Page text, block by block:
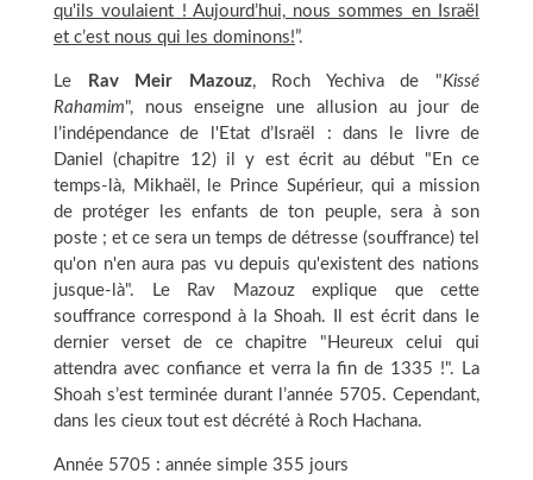
qu'ils voulaient ! Aujourd’hui, nous sommes en Israël
et c’est nous qui les dominons!”.
Le Rav Meir Mazouz, Roch Yechiva de "Kissé
Rahamim", nous enseigne une allusion au jour de
l’indépendance de l'Etat d’Israël : dans le livre de
Daniel (chapitre 12) il y est écrit au début "En ce
temps-là, Mikhaël, le Prince Supérieur, qui a mission
de protéger les enfants de ton peuple, sera à son
poste ; et ce sera un temps de détresse (souffrance) tel
qu'on n'en aura pas vu depuis qu'existent des nations
jusque-là". Le Rav Mazouz explique que cette
souffrance correspond à la Shoah. Il est écrit dans le
dernier verset de ce chapitre "Heureux celui qui
attendra avec confiance et verra la fin de 1335 !". La
Shoah s’est terminée durant l’année 5705. Cependant,
dans les cieux tout est décrété à Roch Hachana.
Année 5705 : année simple 355 jours